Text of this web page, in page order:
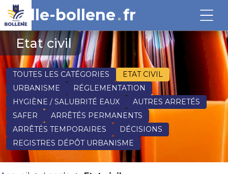
ville-bollene fr
Etat civil
TOUTES LES CATÉGORIES
ETAT CIVIL
URBANISME
RÉGLEMENTATION
HYGIÈNE / SALUBRITÉ EAUX
AUTRES ARRETÉS
SAFER
ARRÊTÉS PERMANENTS
ARRÊTÉS TEMPORAIRES
DÉCISIONS
REGISTRES DÉPÔT URBANISME